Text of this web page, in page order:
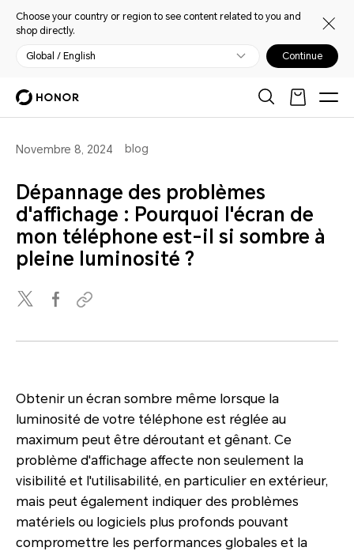
Choose your country or region to see content related to you and
shop directly.
Global / English Continue
Novembre 8, 2024 blog
Dépannage des problèmes
d'affichage : Pourquoi l'écran de
mon téléphone est-il si sombre à
pleine luminosité ?
Obtenir un écran sombre même lorsque la
luminosité de votre téléphone est réglée au
maximum peut être déroutant et gênant. Ce
problème d'affichage affecte non seulement la
visibilité et l'utilisabilité, en particulier en extérieur,
mais peut également indiquer des problèmes
matériels ou logiciels plus profonds pouvant
compromettre les performances globales et la